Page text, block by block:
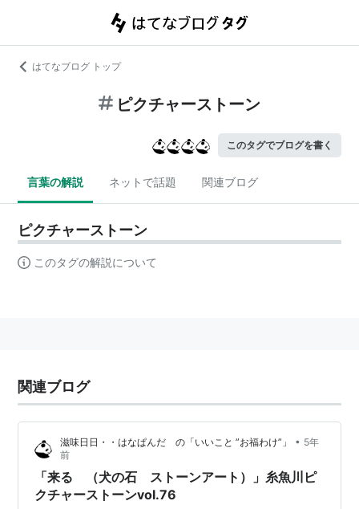
はてなブログ トップ
ピクチャーストーン
このタグでブログを書く
言葉の解説 ネットで話題 関連ブログ
ピクチャーストーン
このタグの解説について
関連ブログ
滋味日日・・はなぱんだ の「いいこと ”お福わけ”」 • 5年
前
「来る （犬の石 ストーンアート）」糸魚川ピ
クチャーストーンvol.76